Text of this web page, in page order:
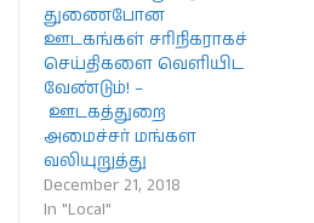
துணைபோன
ஊடகங்கள் சரிநிகராகச்
செய்திகளை வெளியிட
வேண்டும்! –
ஊடகத்துறை
அமைச்சர் மங்கள
வலியுறுத்து
December 21, 2018
In "Local"